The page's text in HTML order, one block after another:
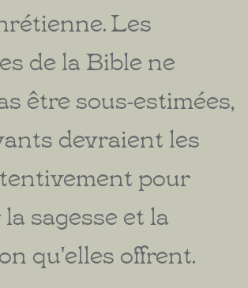
Les
de la Bible ne
être sous-estimées,
devraient les
pour
sagesse et la
qu'elles offrent.